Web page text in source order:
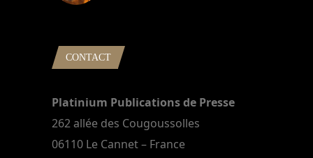
CONTACT
Platinium Publications de Presse
262 allée des Cougoussolles
06110 Le Cannet – France